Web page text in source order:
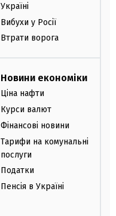
Україні
Вибухи у Росії
Втрати ворога
Новини економіки
Ціна нафти
Курси валют
Фінансові новини
Тарифи на комунальні
послуги
Податки
Пенсія в Україні